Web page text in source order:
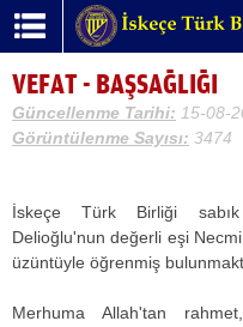
VEFAT - BAŞSAĞLIĞI
Güncellenme Tarihi: 15-08-
Görüntülenme Sayısı: 3474
İskeçe Türk Birliği sabık
Delioğlu'nun değerli eşi
üzüntüyle öğrenmiş
Merhuma Allah'tan